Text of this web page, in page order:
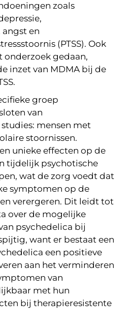
zoals
en
(PTSS). Ook
gedaan,
inzet van MDMA bij de
groep
van
mensen met
stoornissen.
unieke effecten op de
tijdelijk psychotische
wat de zorg voedt dat
symptomen op de
verergeren. Dit leidt tot
over de mogelijke
psychedelica bij
want er bestaat een
een positieve
aan het verminderen
van
met hun
bij therapieresistente